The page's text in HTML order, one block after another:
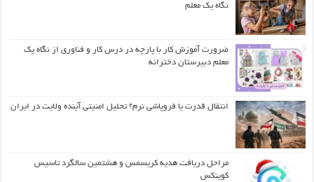
نگاه یک معلم
ضرورت آموزش کار با پارچه در درس کار و فناوری از نگاه یک
معلم دبیرستان دخترانه
انتقال قدرت یا فروپاشی نرم؟ تحلیل امنیتی آینده ولایت در ایران
مراحل دریافت هدیه کریسمس و هشتمین سالگرد تاسیس
کوینکس